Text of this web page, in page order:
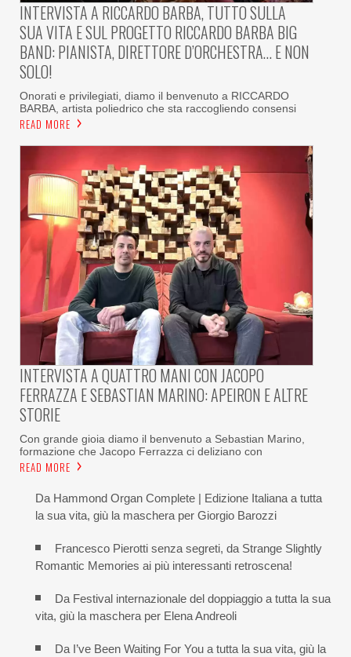
INTERVISTA A RICCARDO BARBA, TUTTO SULLA
SUA VITA E SUL PROGETTO RICCARDO BARBA BIG
BAND: PIANISTA, DIRETTORE D’ORCHESTRA… E NON
SOLO!
Onorati e privilegiati, diamo il benvenuto a RICCARDO
BARBA, artista poliedrico che sta raccogliendo consensi
READ MORE
INTERVISTA A QUATTRO MANI CON JACOPO
FERRAZZA E SEBASTIAN MARINO: APEIRON E ALTRE
STORIE
Con grande gioia diamo il benvenuto a Sebastian Marino,
formazione che Jacopo Ferrazza ci deliziano con
READ MORE
Da Hammond Organ Complete | Edizione Italiana a tutta
la sua vita, giù la maschera per Giorgio Barozzi
Francesco Pierotti senza segreti, da Strange Slightly
Romantic Memories ai più interessanti retroscena!
Da Festival internazionale del doppiaggio a tutta la sua
vita, giù la maschera per Elena Andreoli
Da I’ve Been Waiting For You a tutta la sua vita, giù la